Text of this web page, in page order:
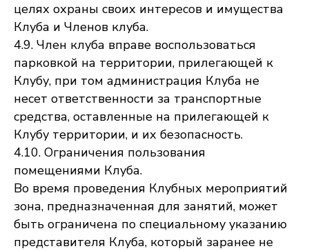
целях охраны своих интересов и имущества
Клуба и Членов клуба.
4.9. Член клуба вправе воспользоваться
парковкой на территории, прилегающей к
Клубу, при том администрация Клуба не
несет ответственности за транспортные
средства, оставленные на прилегающей к
Клубу территории, и их безопасность.
4.10. Ограничения пользования
помещениями Клуба.
Во время проведения Клубных мероприятий
зона, предназначенная для занятий, может
быть ограничена по специальному указанию
представителя Клуба, который заранее не